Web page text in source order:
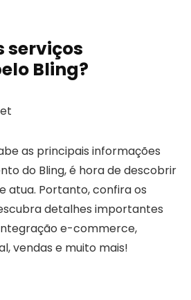
serviços
Bling?
as principais informações
do Bling, é hora de descobrir
atua. Portanto, confira os
detalhes importantes
e-commerce,
vendas e muito mais!